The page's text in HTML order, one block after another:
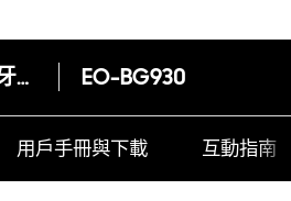
Level Active (藍牙耳機) EO-BG930
用戶手冊與下載 互動指南